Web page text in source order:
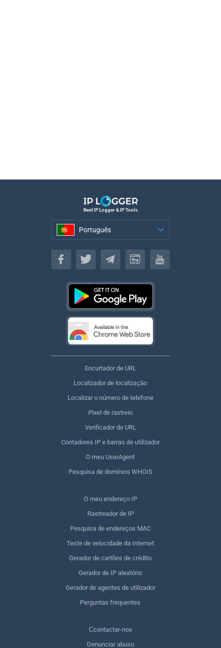
Best IP Logger & IP Tools
Português
Português
Encurtador de URL
Localizador de localização
Localizar o número de telefone
Pixel de rastreio
Verificador de URL
Contadores IP e barras de utilizador
O meu UserAgent
Pesquisa de domínios WHOIS
O meu endereço IP
Rastreador de IP
Pesquisa de endereços MAC
Teste de velocidade da Internet
Gerador de cartões de crédito
Gerador de IP aleatório
Gerador de agentes de utilizador
Perguntas frequentes
Сcontactar-nos
Denunciar abuso